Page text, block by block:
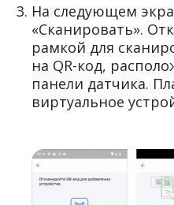
На следующем
«Сканировать».
рамкой для
на QR-код,
панели датчика.
виртуальное